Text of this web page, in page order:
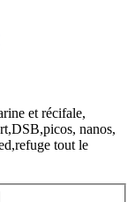
et récifale,
nanos,
tout le